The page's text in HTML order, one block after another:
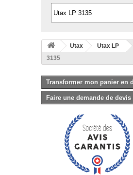
Utax Utax LP
3135
Transformer mon panier en
Faire une demande de devis